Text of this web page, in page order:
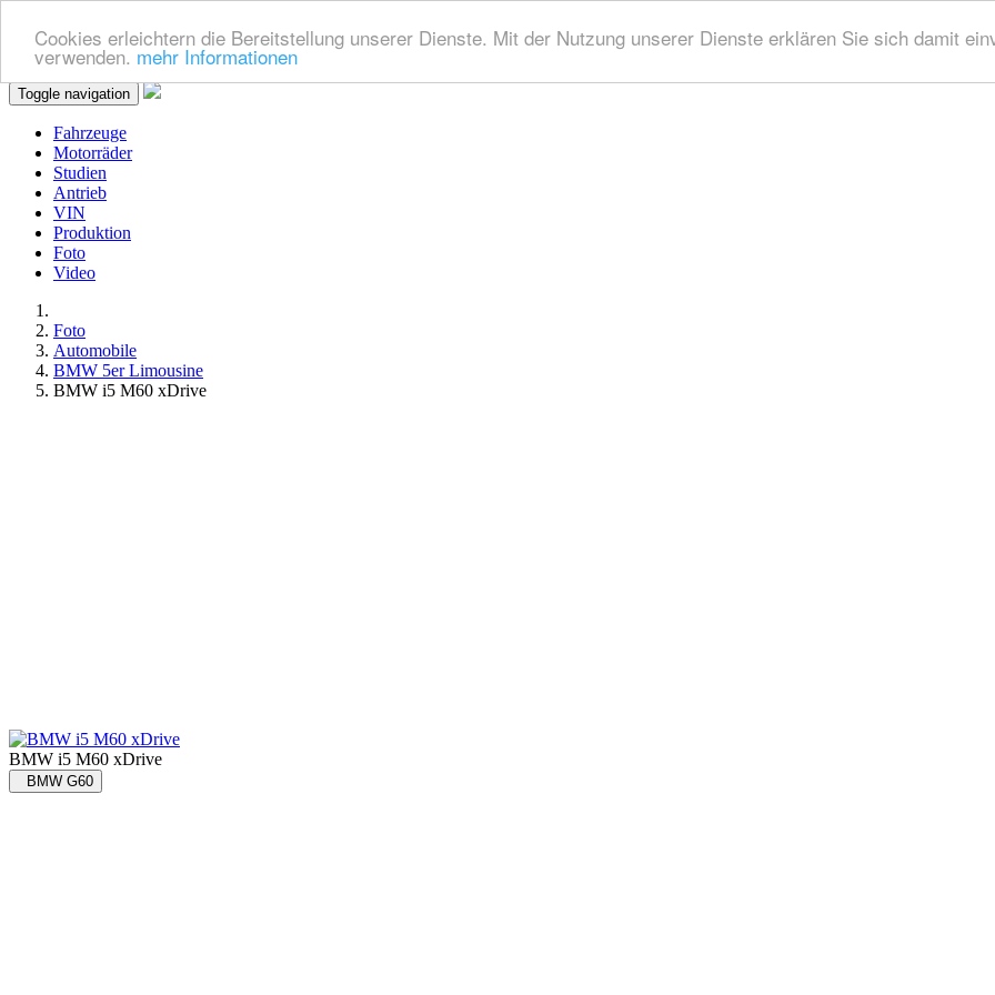
Cookies erleichtern die Bereitstellung unserer Dienste. Mit der Nutzung unserer Dienste erklären Sie sich damit
verwenden. mehr Informationen
Toggle navigation
Fahrzeuge
Motorräder
Studien
Antrieb
VIN
Produktion
Foto
Video
Foto
Automobile
BMW 5er Limousine
BMW i5 M60 xDrive
BMW i5 M60 xDrive
BMW G60